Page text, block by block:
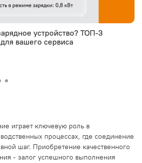
устройство? ТОП-3
вашего сервиса
играет ключевую роль в
процессах, где соединение
шаг. Приобретение качественного
- залог успешного выполнения